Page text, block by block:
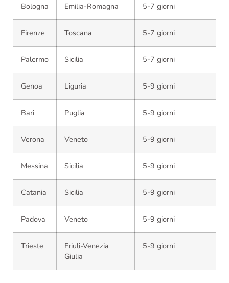
Bologna Emilia-Romagna 5-7 giorni
Firenze Toscana 5-7 giorni
Palermo Sicilia 5-7 giorni
Genoa Liguria 5-9 giorni
Bari Puglia 5-9 giorni
Verona Veneto 5-9 giorni
Messina Sicilia 5-9 giorni
Catania Sicilia 5-9 giorni
Padova Veneto 5-9 giorni
Trieste
Friuli-Venezia
Giulia
5-9 giorni